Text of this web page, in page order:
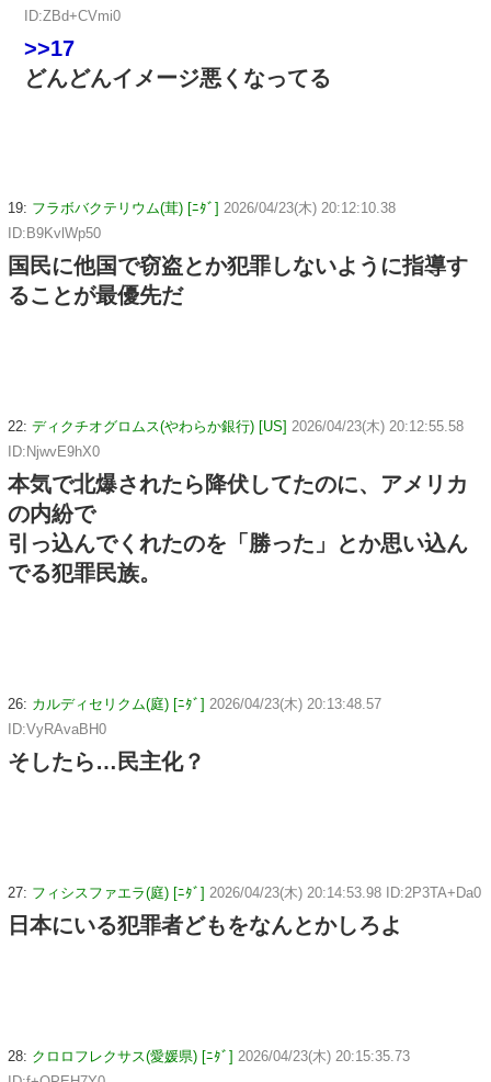
ID:ZBd+CVmi0
>>17
どんどんイメージ悪くなってる
19: フラボバクテリウム(茸) [ﾆﾀﾞ] 2026/04/23(木) 20:12:10.38
ID:B9KvlWp50
国民に他国で窃盗とか犯罪しないように指導す
ることが最優先だ
22: ディクチオグロムス(やわらか銀行) [US] 2026/04/23(木) 20:12:55.58
ID:NjwvE9hX0
本気で北爆されたら降伏してたのに、アメリカ
の内紛で
引っ込んでくれたのを「勝った」とか思い込ん
でる犯罪民族。
26: カルディセリクム(庭) [ﾆﾀﾞ] 2026/04/23(木) 20:13:48.57
ID:VyRAvaBH0
そしたら…民主化？
27: フィシスファエラ(庭) [ﾆﾀﾞ] 2026/04/23(木) 20:14:53.98 ID:2P3TA+Da0
日本にいる犯罪者どもをなんとかしろよ
28: クロロフレクサス(愛媛県) [ﾆﾀﾞ] 2026/04/23(木) 20:15:35.73